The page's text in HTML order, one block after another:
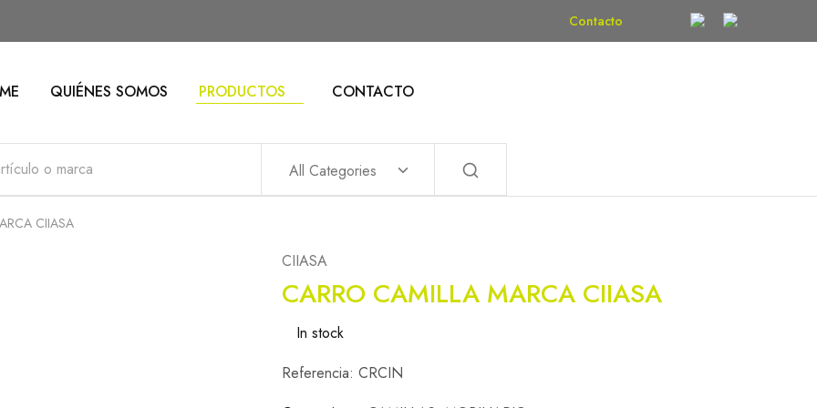
Contacto
QUIÉNES SOMOS PRODUCTOS CONTACTO
All Categories
CIIASA
CIIASA
CARRO CAMILLA MARCA CIIASA
In stock
Referencia: CRCIN